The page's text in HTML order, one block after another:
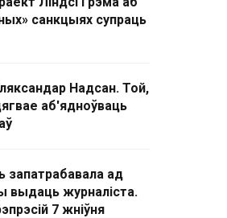
санкцыях супраць
Надсан. Той,
аб'ядноўваць
запатрабавала ад
выдаць журналіста.
7 жніўня